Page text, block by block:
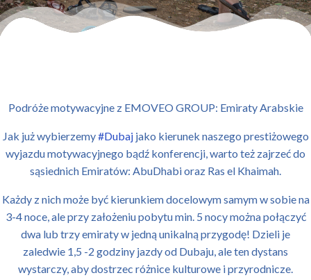
Podróże motywacyjne z EMOVEO GROUP: Emiraty Arabskie
Jak już wybierzemy#Dubajjako kierunek naszego prestiżowego
wyjazdu motywacyjnego bądź konferencji, warto też zajrzeć do
sąsiednich Emiratów: AbuDhabi oraz Ras el Khaimah.
Każdy z nich może być kierunkiem docelowym samym w sobie na
3-4 noce, ale przy założeniu pobytu min. 5 nocy można połączyć
dwa lub trzy emiraty w jedną unikalną przygodę! Dzieli je
zaledwie 1,5 -2 godziny jazdy od Dubaju, ale ten dystans
wystarczy, abydostrzec różnice kulturowe i przyrodnicze.